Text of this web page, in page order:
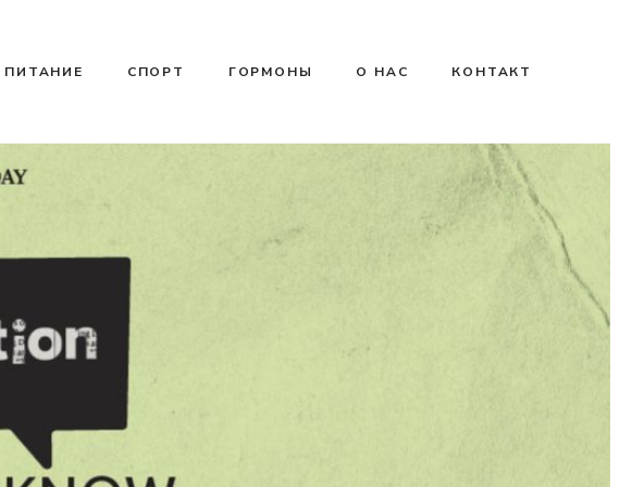
ПИТАНИЕ СПОРТ ГОРМОНЫ О НАС КОНТАКТ